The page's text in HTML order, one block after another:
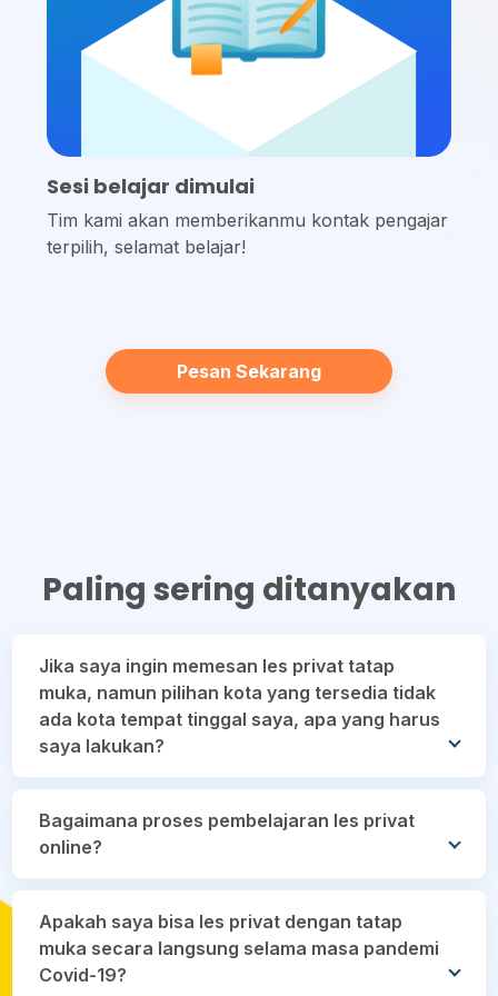
Sesi belajar dimulai
Tim kami akan memberikanmu kontak pengajar
terpilih, selamat belajar!
Pesan Sekarang
Paling sering ditanyakan
Jika saya ingin memesan les privat tatap
muka, namun pilihan kota yang tersedia tidak
ada kota tempat tinggal saya, apa yang harus
saya lakukan?
kamu tetap ingin melakukan les privat tatap muka
silakan isi formulir dengan link berikut
https://tinyurl.com/requestguru. Formulir tersebut
berguna untuk meninjau permintaan ketersediaan
guru yang belum ada di beberapa wilayah,
sehingga kami bisa mempertimbangkan pengadaan
Bagaimana proses pembelajaran les privat
online?
bebas menentukan media online apa pun sesuai
perangkat yang dimiliki.
Apakah saya bisa les privat dengan tatap
muka secara langsung selama masa pandemi
Covid-19?